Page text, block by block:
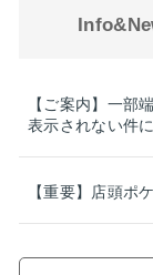
【ご案内】一部
表示されない件
【重要】店頭ポ